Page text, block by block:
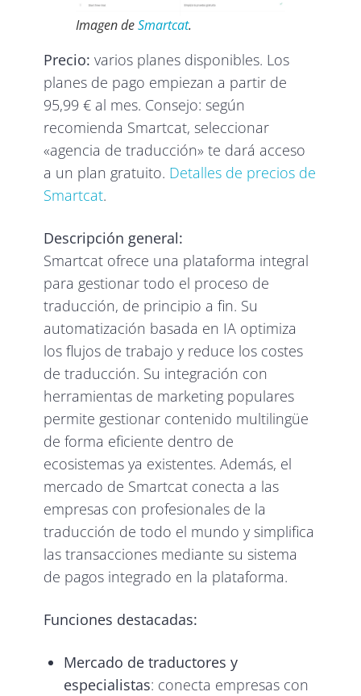
Imagen deSmartcat.
Precio:varios planes disponibles. Los
planes de pago empiezan a partir de
95,99 € al mes. Consejo: según
recomienda Smartcat, seleccionar
«agencia de traducción» te dará acceso
a un plan gratuito. Detalles de precios de
Smartcat.
Descripción general:
Smartcat ofrece una plataforma integral
para gestionar todo el proceso de
traducción, de principio a fin. Su
automatización basada en IA optimiza
los flujos de trabajo y reduce los costes
de traducción. Su integración con
herramientas de marketing populares
permite gestionar contenido multilingüe
de forma eficiente dentro de
ecosistemas ya existentes. Además, el
mercado de Smartcat conecta a las
empresas con profesionales de la
traducción de todo el mundo y simplifica
las transacciones mediante su sistema
de pagos integrado en la plataforma.
Funciones destacadas:
Mercado de traductores y
especialistas: conecta empresas con